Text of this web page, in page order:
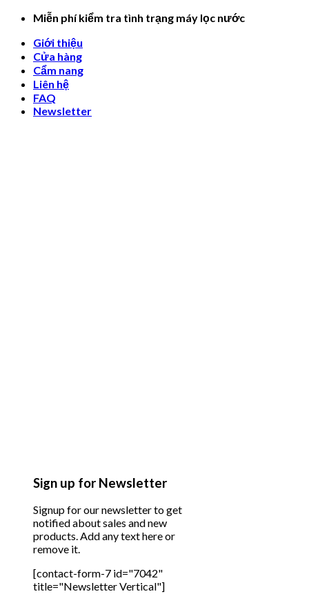
Skip
content
Miễn phí kiểm tra tình trạng máy lọc nước
Giới thiệu
Cửa hàng
Cẩm nang
Liên hệ
FAQ
Newsletter
Sign up for Newsletter
Signup for our newsletter to get
notified about sales and new
products. Add any text here or
remove it.
[contact-form-7 id="7042"
title="Newsletter Vertical"]